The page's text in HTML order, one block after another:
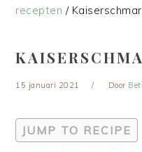
recepten /
15 januari 2021 Door
JUMP TO RECIPE